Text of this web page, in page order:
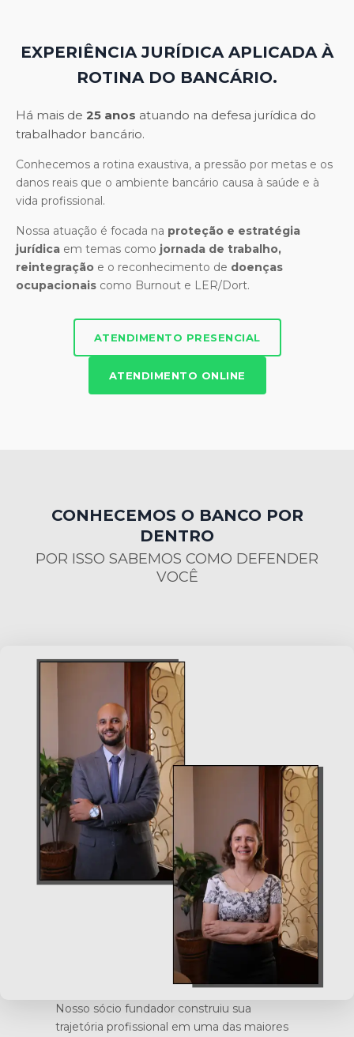
EXPERIÊNCIA JURÍDICA APLICADA À
ROTINA DO BANCÁRIO.
Há mais de 25 anos atuando na defesa jurídica do
trabalhador bancário.
Conhecemos a rotina exaustiva, a pressão por metas e os
danos reais que o ambiente bancário causa à saúde e à
vida profissional.
Nossa atuação é focada na proteção e estratégia
jurídica em temas como jornada de trabalho,
reintegração e o reconhecimento de doenças
ocupacionais como Burnout e LER/Dort.
ATENDIMENTO PRESENCIAL
ATENDIMENTO ONLINE
CONHECEMOS O BANCO POR
DENTRO
POR ISSO SABEMOS COMO DEFENDER
VOCÊ
Nosso sócio fundador construiu sua
trajetória profissional em uma das maiores